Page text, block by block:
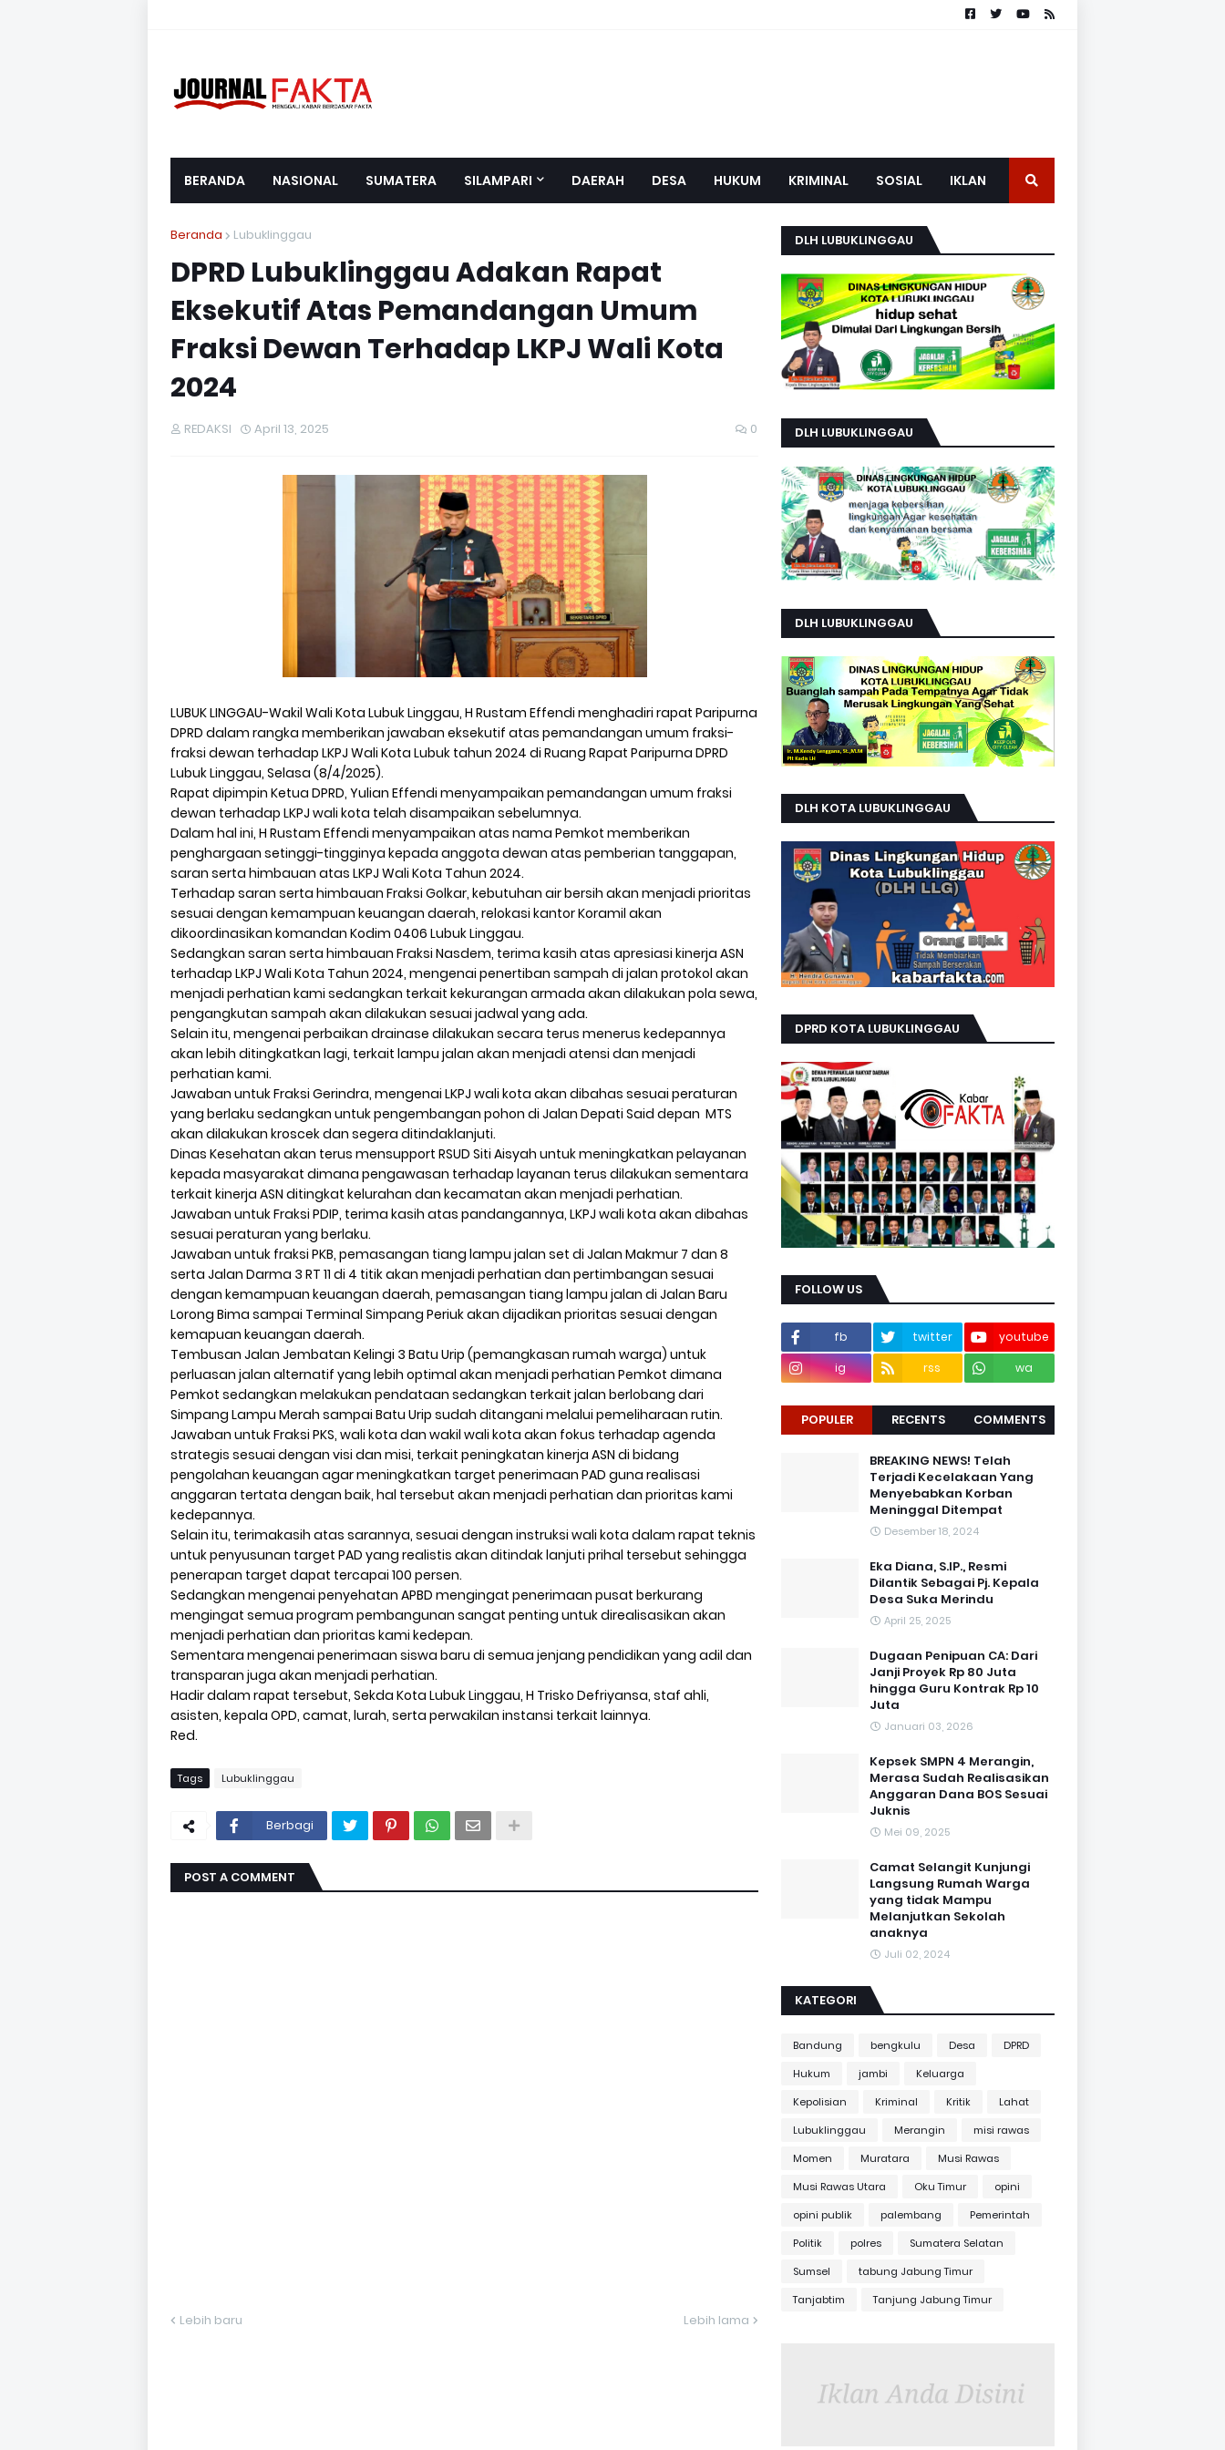
BERANDA NASIONAL SUMATERA SILAMPARI DAERAH DESA HUKUM KRIMINAL SOSIAL IKLAN
Beranda Lubuklinggau
DPRD Lubuklinggau Adakan Rapat
Eksekutif Atas Pemandangan Umum
Fraksi Dewan Terhadap LKPJ Wali Kota
2024
REDAKSI April 13, 2025 0
LUBUK LINGGAU-Wakil Wali Kota Lubuk Linggau, H Rustam Effendi menghadiri rapat Paripurna
DPRD dalam rangka memberikan jawaban eksekutif atas pemandangan umum fraksi-
fraksi dewan terhadap LKPJ Wali Kota Lubuk tahun 2024 di Ruang Rapat Paripurna DPRD
Lubuk Linggau, Selasa (8/4/2025).
Rapat dipimpin Ketua DPRD, Yulian Effendi menyampaikan pemandangan umum fraksi
dewan terhadap LKPJ wali kota telah disampaikan sebelumnya.
Dalam hal ini, H Rustam Effendi menyampaikan atas nama Pemkot memberikan
penghargaan setinggi-tingginya kepada anggota dewan atas pemberian tanggapan,
saran serta himbauan atas LKPJ Wali Kota Tahun 2024.
Terhadap saran serta himbauan Fraksi Golkar, kebutuhan air bersih akan menjadi prioritas
sesuai dengan kemampuan keuangan daerah, relokasi kantor Koramil akan
dikoordinasikan komandan Kodim 0406 Lubuk Linggau.
Sedangkan saran serta himbauan Fraksi Nasdem, terima kasih atas apresiasi kinerja ASN
terhadap LKPJ Wali Kota Tahun 2024, mengenai penertiban sampah di jalan protokol akan
menjadi perhatian kami sedangkan terkait kekurangan armada akan dilakukan pola sewa,
pengangkutan sampah akan dilakukan sesuai jadwal yang ada.
Selain itu, mengenai perbaikan drainase dilakukan secara terus menerus kedepannya
akan lebih ditingkatkan lagi, terkait lampu jalan akan menjadi atensi dan menjadi
perhatian kami.
Jawaban untuk Fraksi Gerindra, mengenai LKPJ wali kota akan dibahas sesuai peraturan
yang berlaku sedangkan untuk pengembangan pohon di Jalan Depati Said depan MTS
akan dilakukan kroscek dan segera ditindaklanjuti.
Dinas Kesehatan akan terus mensupport RSUD Siti Aisyah untuk meningkatkan pelayanan
kepada masyarakat dimana pengawasan terhadap layanan terus dilakukan sementara
terkait kinerja ASN ditingkat kelurahan dan kecamatan akan menjadi perhatian.
Jawaban untuk Fraksi PDIP, terima kasih atas pandangannya, LKPJ wali kota akan dibahas
sesuai peraturan yang berlaku.
Jawaban untuk fraksi PKB, pemasangan tiang lampu jalan set di Jalan Makmur 7 dan 8
serta Jalan Darma 3 RT 11 di 4 titik akan menjadi perhatian dan pertimbangan sesuai
dengan kemampuan keuangan daerah, pemasangan tiang lampu jalan di Jalan Baru
Lorong Bima sampai Terminal Simpang Periuk akan dijadikan prioritas sesuai dengan
kemapuan keuangan daerah.
Tembusan Jalan Jembatan Kelingi 3 Batu Urip (pemangkasan rumah warga) untuk
perluasan jalan alternatif yang lebih optimal akan menjadi perhatian Pemkot dimana
Pemkot sedangkan melakukan pendataan sedangkan terkait jalan berlobang dari
Simpang Lampu Merah sampai Batu Urip sudah ditangani melalui pemeliharaan rutin.
Jawaban untuk Fraksi PKS, wali kota dan wakil wali kota akan fokus terhadap agenda
strategis sesuai dengan visi dan misi, terkait peningkatan kinerja ASN di bidang
pengolahan keuangan agar meningkatkan target penerimaan PAD guna realisasi
anggaran tertata dengan baik, hal tersebut akan menjadi perhatian dan prioritas kami
kedepannya.
Selain itu, terimakasih atas sarannya, sesuai dengan instruksi wali kota dalam rapat teknis
untuk penyusunan target PAD yang realistis akan ditindak lanjuti prihal tersebut sehingga
penerapan target dapat tercapai 100 persen.
Sedangkan mengenai penyehatan APBD mengingat penerimaan pusat berkurang
mengingat semua program pembangunan sangat penting untuk direalisasikan akan
menjadi perhatian dan prioritas kami kedepan.
Sementara mengenai penerimaan siswa baru di semua jenjang pendidikan yang adil dan
transparan juga akan menjadi perhatian.
Hadir dalam rapat tersebut, Sekda Kota Lubuk Linggau, H Trisko Defriyansa, staf ahli,
asisten, kepala OPD, camat, lurah, serta perwakilan instansi terkait lainnya.
Red.
Tags Lubuklinggau
Berbagi
POST A COMMENT
Lebih baru Lebih lama
DLH LUBUKLINGGAU
DLH LUBUKLINGGAU
DLH LUBUKLINGGAU
DLH KOTA LUBUKLINGGAU
DPRD KOTA LUBUKLINGGAU
FOLLOW US
fb twitter
youtube
ig
rss wa
POPULER RECENTS COMMENTS
BREAKING NEWS! Telah
Terjadi Kecelakaan Yang
Menyebabkan Korban
Meninggal Ditempat
Desember 18, 2024
Eka Diana, S.IP., Resmi
Dilantik Sebagai Pj. Kepala
Desa Suka Merindu
April 25, 2025
Dugaan Penipuan CA: Dari
Janji Proyek Rp 80 Juta
hingga Guru Kontrak Rp 10
Juta
Januari 03, 2026
Kepsek SMPN 4 Merangin,
Merasa Sudah Realisasikan
Anggaran Dana BOS Sesuai
Juknis
Mei 09, 2025
Camat Selangit Kunjungi
Langsung Rumah Warga
yang tidak Mampu
Melanjutkan Sekolah
anaknya
Juli 02, 2024
KATEGORI
Bandung bengkulu Desa
DPRD
Hukum
jambi
Keluarga
Kepolisian
Kriminal Kritik
Lahat
Lubuklinggau
Merangin
misi rawas
Momen
Muratara
Musi Rawas
Musi Rawas Utara
Oku Timur
opini
opini publik
palembang
Pemerintah
Politik
polres
Sumatera Selatan
Sumsel
tabung Jabung Timur
Tanjabtim
Tanjung Jabung Timur